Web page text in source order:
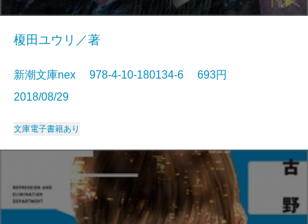
榎田ユウリ／著
新潮文庫nex 978-4-10-180134-6 693円
2018/08/29
文庫電子書籍あり